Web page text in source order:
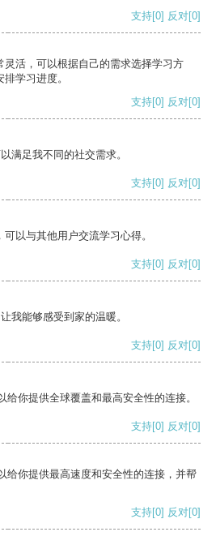
支持[0] 反对[0]
活，可以根据自己的需求选择学习方
学习进度。
支持[0] 反对[0]
满足我不同的社交需求。
支持[0] 反对[0]
以与其他用户交流学习心得。
支持[0] 反对[0]
我能够感受到家的温暖。
支持[0] 反对[0]
你提供全球覆盖和最高安全性的连接。
支持[0] 反对[0]
给你提供最高速度和安全性的连接，并帮
支持[0] 反对[0]